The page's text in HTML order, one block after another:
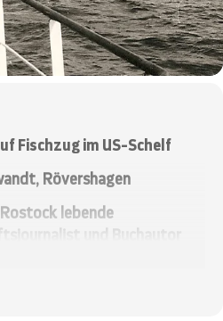
Fischzug im US-Schelf
Rövershagen
lebende
und Buchautor
seiner beruflichen
selbst zur See in der